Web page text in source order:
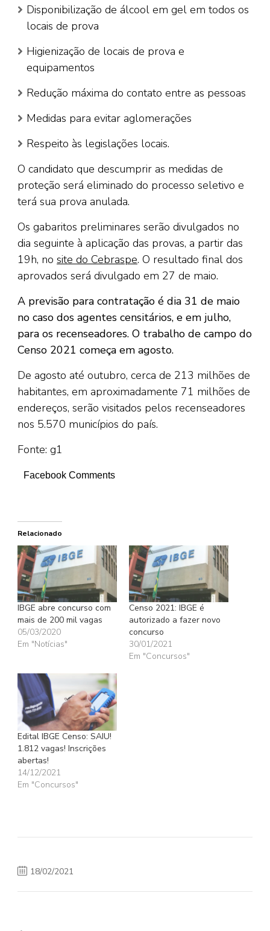
Disponibilização de álcool em gel em todos os
locais de prova
Higienização de locais de prova e
equipamentos
Redução máxima do contato entre as pessoas
Medidas para evitar aglomerações
Respeito às legislações locais.
O candidato que descumprir as medidas de
proteção será eliminado do processo seletivo e
terá sua prova anulada.
Os gabaritos preliminares serão divulgados no
dia seguinte à aplicação das provas, a partir das
19h, no site do Cebraspe. O resultado final dos
aprovados será divulgado em 27 de maio.
A previsão para contratação é dia 31 de maio
no caso dos agentes censitários, e em julho,
para os recenseadores. O trabalho de campo do
Censo 2021 começa em agosto.
De agosto até outubro, cerca de 213 milhões de
habitantes, em aproximadamente 71 milhões de
endereços, serão visitados pelos recenseadores
nos 5.570 municípios do país.
Fonte: g1
Facebook Comments
Relacionado
IBGE abre concurso com
mais de 200 mil vagas
05/03/2020
Em "Notícias"
Censo 2021: IBGE é
autorizado a fazer novo
concurso
30/01/2021
Em "Concursos"
Edital IBGE Censo: SAIU!
1.812 vagas! Inscrições
abertas!
14/12/2021
Em "Concursos"
18/02/2021